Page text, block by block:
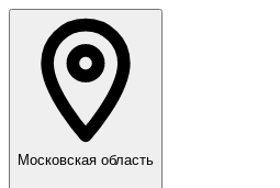
Московская область